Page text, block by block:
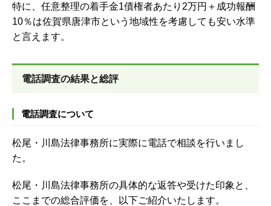
特に、任意整理の着手金1債権者あたり2万円＋成功報酬
10％は佐賀県唐津市という地域性を考慮しても安い水準
と言えます。
電話調査の結果と総評
電話調査について
松尾・川島法律事務所に実際に電話で相談を行いまし
た。
松尾・川島法律事務所の具体的な返答や受けた印象と、
ここまでの総合評価を、以下ご紹介いたします。